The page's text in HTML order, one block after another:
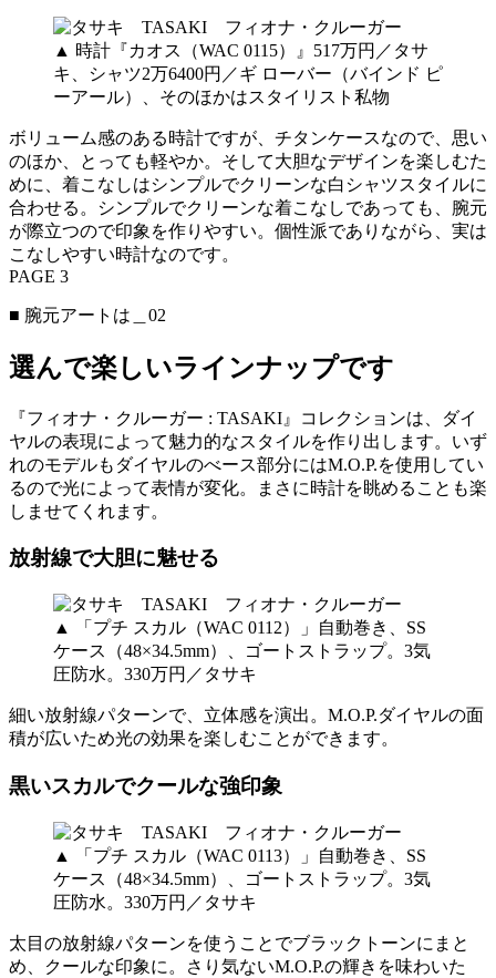
▲ 時計『カオス（WAC 0115）』517万円／タサ
キ、シャツ2万6400円／ギ ローバー（バインド ピ
ーアール）、そのほかはスタイリスト私物
ボリューム感のある時計ですが、チタンケースなので、思い
のほか、とっても軽やか。そして大胆なデザインを楽しむた
めに、着こなしはシンプルでクリーンな白シャツスタイルに
合わせる。シンプルでクリーンな着こなしであっても、腕元
が際立つので印象を作りやすい。個性派でありながら、実は
こなしやすい時計なのです。
PAGE 3
■ 腕元アートは＿02
選んで楽しいラインナップです
『フィオナ・クルーガー : TASAKI』コレクションは、ダイ
ヤルの表現によって魅力的なスタイルを作り出します。いず
れのモデルもダイヤルのべース部分にはM.O.P.を使用してい
るので光によって表情が変化。まさに時計を眺めることも楽
しませてくれます。
放射線で大胆に魅せる
▲ 「プチ スカル（WAC 0112）」自動巻き、SS
ケース（48×34.5mm）、ゴートストラップ。3気
圧防水。330万円／タサキ
細い放射線パターンで、立体感を演出。M.O.P.ダイヤルの面
積が広いため光の効果を楽しむことができます。
黒いスカルでクールな強印象
▲ 「プチ スカル（WAC 0113）」自動巻き、SS
ケース（48×34.5mm）、ゴートストラップ。3気
圧防水。330万円／タサキ
太目の放射線パターンを使うことでブラックトーンにまと
め、クールな印象に。さり気ないM.O.P.の輝きを味わいた